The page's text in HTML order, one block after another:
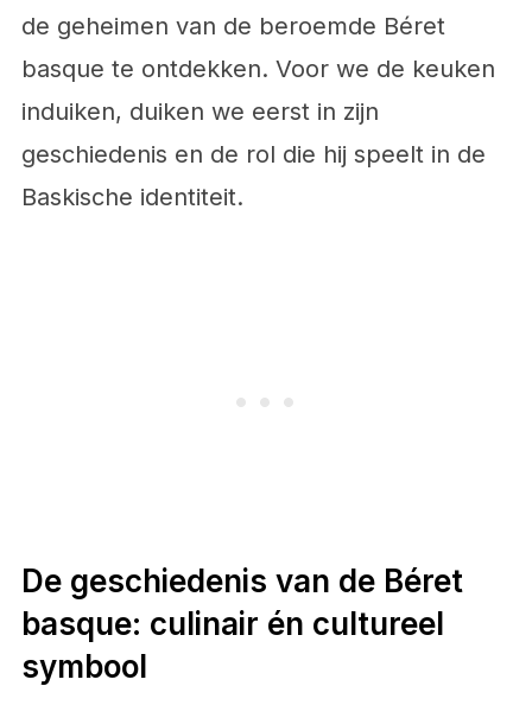
de geheimen van de beroemde Béret
basque te ontdekken. Voor we de keuken
induiken, duiken we eerst in zijn
geschiedenis en de rol die hij speelt in de
Baskische identiteit.
De geschiedenis van de Béret
basque: culinair én cultureel
symbool